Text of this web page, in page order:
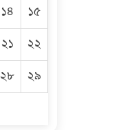
১৪
১৫
২১
২২
২৮
২৯